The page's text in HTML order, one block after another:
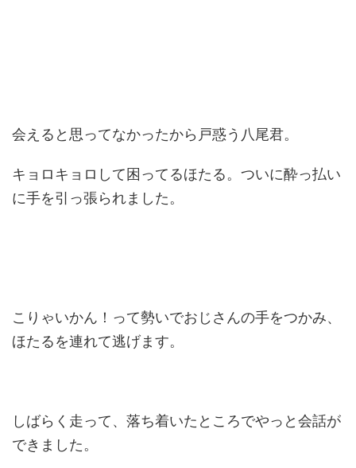
会えると思ってなかったから戸惑う八尾君。
キョロキョロして困ってるほたる。ついに酔っ払い
に手を引っ張られました。
こりゃいかん！って勢いでおじさんの手をつかみ、
ほたるを連れて逃げます。
しばらく走って、落ち着いたところでやっと会話が
できました。